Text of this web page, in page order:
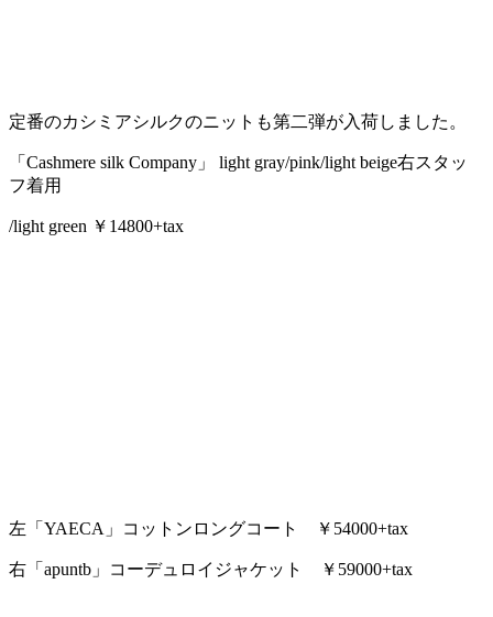
定番のカシミアシルクのニットも第二弾が入荷しました。
「Cashmere silk Company」 light gray/pink/light beige右スタッ
フ着用
/light green ￥14800+tax
左「YAECA」コットンロングコート ￥54000+tax
右「apuntb」コーデュロイジャケット ￥59000+tax